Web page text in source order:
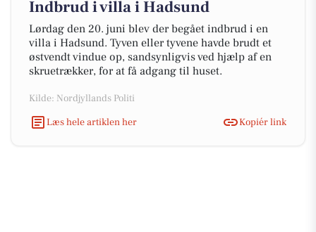
Indbrud i villa i Hadsund
Lørdag den 20. juni blev der begået indbrud i en
villa i Hadsund. Tyven eller tyvene havde brudt et
østvendt vindue op, sandsynligvis ved hjælp af en
skruetrækker, for at få adgang til huset.
Kilde: Nordjyllands Politi
Læs hele artiklen her
Kopiér link